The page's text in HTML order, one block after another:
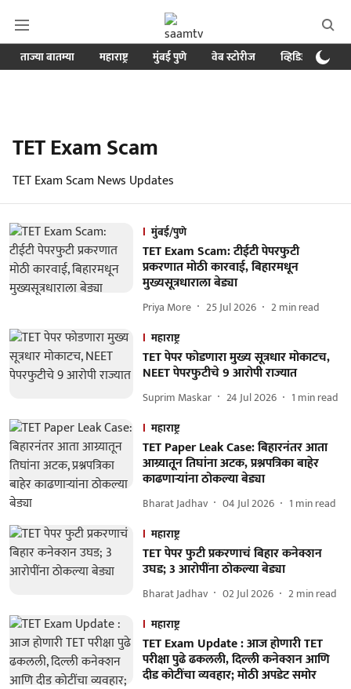
ताज्या बातम्या महाराष्ट्र मुंबई पुणे वेब स्टोरीज व्हिडिओ
TET Exam Scam
TET Exam Scam News Updates
मुंबई/पुणे
TET Exam Scam: टीईटी पेपरफुटी
प्रकरणात मोठी कारवाई, बिहारमधून
मुख्यसूत्रधाराला बेड्या
Priya More 25 Jul 2026 2min read
महाराष्ट्र
TET पेपर फोडणारा मुख्य सूत्रधार मोकाटच,
NEET पेपरफुटीचे 9 आरोपी राज्यात
Suprim Maskar 24 Jul 2026 1 min read
महाराष्ट्र
TET Paper Leak Case: बिहारनंतर आता
आग्र्यातून तिघांना अटक, प्रश्नपत्रिका बाहेर
काढणाऱ्यांना ठोकल्या बेड्या
Bharat Jadhav 04 Jul 2026 1 min read
महाराष्ट्र
TET पेपर फुटी प्रकरणाचं बिहार कनेक्शन
उघड; 3 आरोपींना ठोकल्या बेड्या
Bharat Jadhav 02 Jul 2026 2min read
महाराष्ट्र
TET Exam Update : आज होणारी TET
परीक्षा पुढे ढकलली, दिल्ली कनेक्शन आणि
दीड कोटींचा व्यवहार; मोठी अपडेट समोर